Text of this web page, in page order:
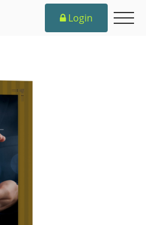
Login